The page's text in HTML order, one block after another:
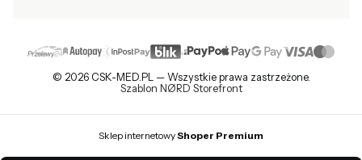
© 2026 CSK-MED.PL — Wszystkie prawa zastrzeżone.
Szablon NØRD Storefront
Sklep internetowyShoper Premium